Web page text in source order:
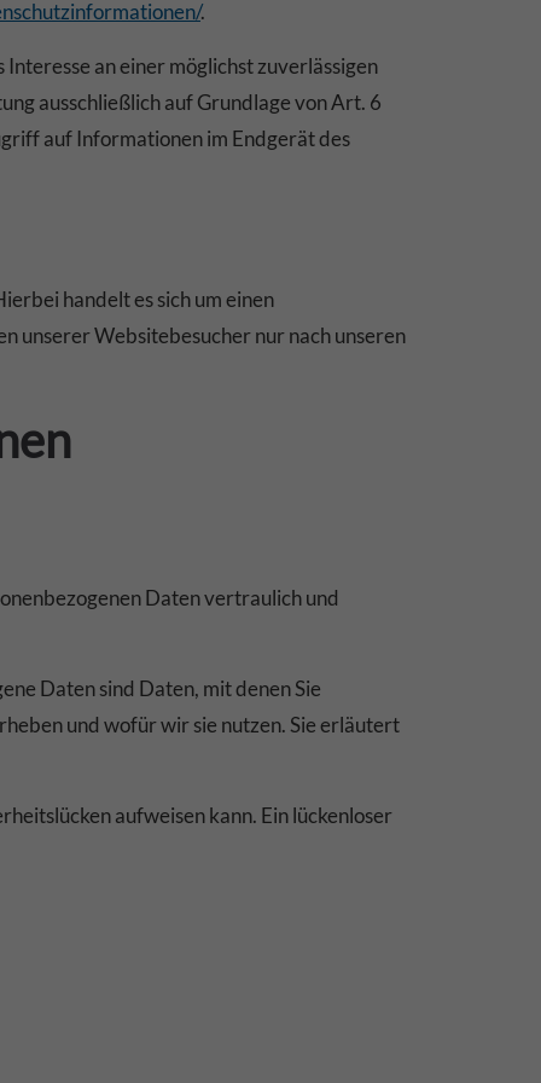
.
an einer möglichst zuverlässigen
ausschließlich auf Grundlage von Art. 6
auf Informationen im Endgerät des
handelt es sich um einen
unserer Websitebesucher nur nach unseren
Daten vertraulich und
Daten sind Daten, mit denen Sie
und wofür wir sie nutzen. Sie erläutert
aufweisen kann. Ein lückenloser